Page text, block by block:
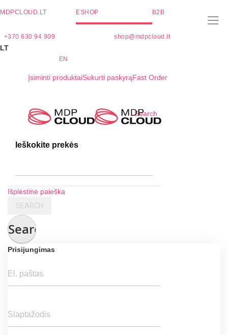
MDPCLOUD.LT ESHOP B2B
+370 630 94 909 shop@mdpcloud.lt
LT
EN
Įsiminti produktaiSukurti paskyrąFast Order
Search
Ieškokite prekės
Išplėstinė paieška
SEARCH
Search
Prisijungimas
El. paštas
Slaptažodis